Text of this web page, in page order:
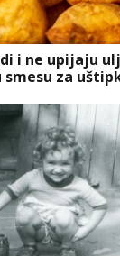
i ne upijaju
smesu za